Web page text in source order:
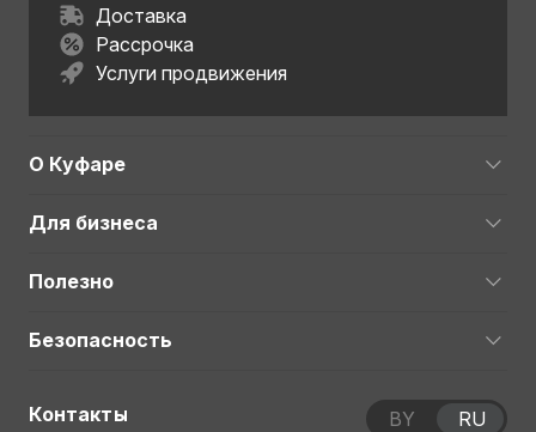
Доставка
Рассрочка
Услуги продвижения
О Куфаре
Для бизнеса
Полезно
Безопасность
Контакты BY RU